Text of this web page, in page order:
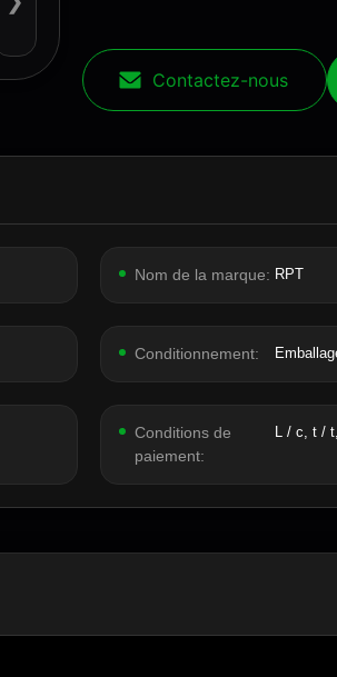
Contactez-nous
Nom de la marque: RPT
Conditionnement:
Conditions de
paiement:
L / c, t /